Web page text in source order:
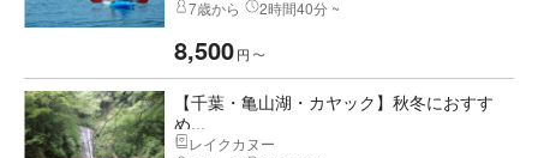
7歳から 2時間40分 ~
8,500円 〜
【千葉・亀山湖・カヤック】秋冬におすす
め...
レイクカヌー